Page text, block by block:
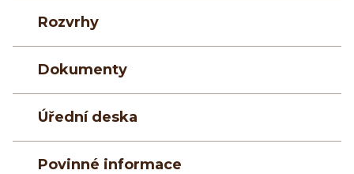
Rozvrhy
Dokumenty
Úřední deska
Povinné informace